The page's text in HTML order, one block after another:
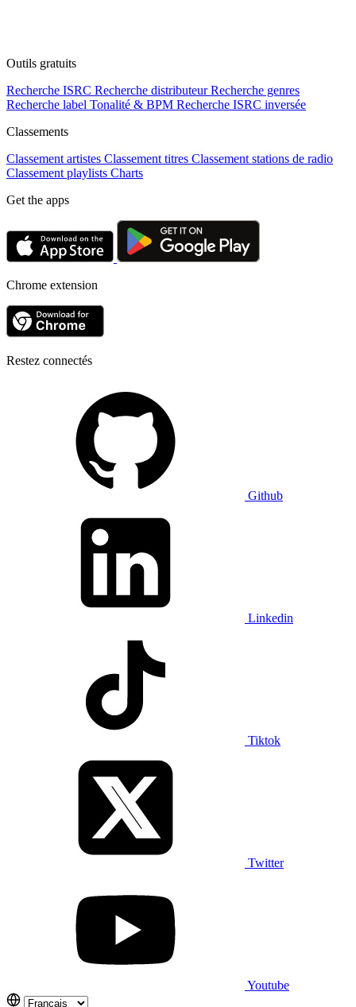
Outils gratuits
Recherche ISRC Recherche distributeur Recherche genres
Recherche label Tonalité & BPM Recherche ISRC inversée
Classements
Classement artistes Classement titres Classement stations de radio
Classement playlists Charts
Get the apps
Chrome extension
Restez connectés
Github
Linkedin
Tiktok
Twitter
Youtube